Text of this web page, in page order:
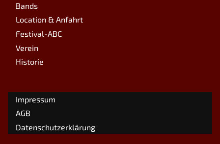
Bands
Location & Anfahrt
Festival-ABC
Verein
Historie
Impressum
AGB
Datenschutzerklärung